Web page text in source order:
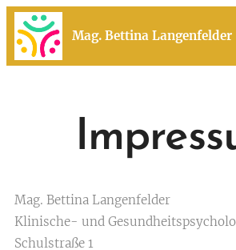
Mag. Bettina Langenfelder
Mag. Bettina Langenfelder
Klinische- und
Schulstraße 1